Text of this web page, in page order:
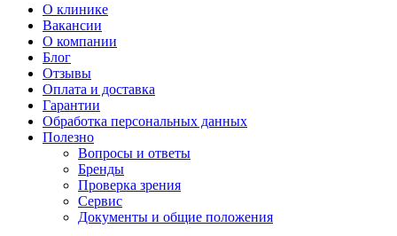
О клинике
Вакансии
О компании
Блог
Отзывы
Оплата и доставка
Гарантии
Обработка персональных данных
Полезно
Вопросы и ответы
Бренды
Проверка зрения
Сервис
Документы и общие положения